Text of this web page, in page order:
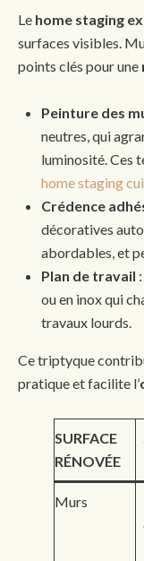
Le home staging
surfaces visibles.
points clés pour une
Peinture des
neutres, qui
luminosité. Ces
home staging
Crédence
décoratives
abordables, et
Plan de travail
ou en inox qui
travaux lourds.
Ce triptyque
pratique et facilite l’
SURFACE
RÉNOVÉE
Murs